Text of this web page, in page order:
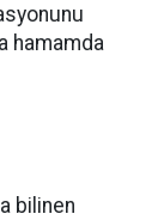
hamamda
bilinen